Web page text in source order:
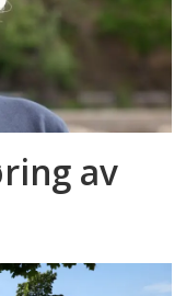
av